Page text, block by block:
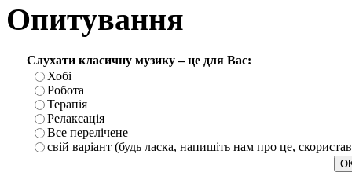
Опитування
Слухати класичну музику – це для Вас:
Хобі
Робота
Терапія
Релаксація
Все перелічене
свій варіант (будь ласка, напишіть нам про це,